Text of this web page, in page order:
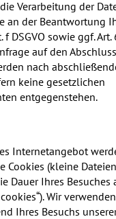
Verarbeitung der
an der Beantwortung
f DSGVO sowie ggf. Art.
auf den
nach
keine gesetzlichen
entgegenstehen.
Internetangebot
Cookies (kleine
Dauer Ihres
Wir
Ihres Besuchs